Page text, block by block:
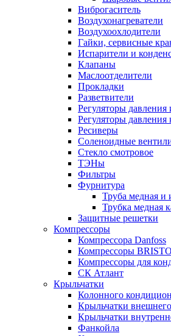
Виброгаситель
Воздухонагреватели
Воздухоохлодители
Гайки, сервисные
Испарители и
Клапаны
Маслоотделители
Прокладки
Разветвители
Регуляторы давления
Регуляторы давления
Ресиверы
Соленоидные
Стекло смотровое
ТЭНы
Фильтры
Фурнитура
Труба медная и
Трубка медная
Защитные решетки
Компрессоры
Компрессора Danfoss
Компрессоры
Компрессоры для
СК Атлант
Крыльчатки
Колонного
Крыльчатки
Крыльчатки
Фанкойла